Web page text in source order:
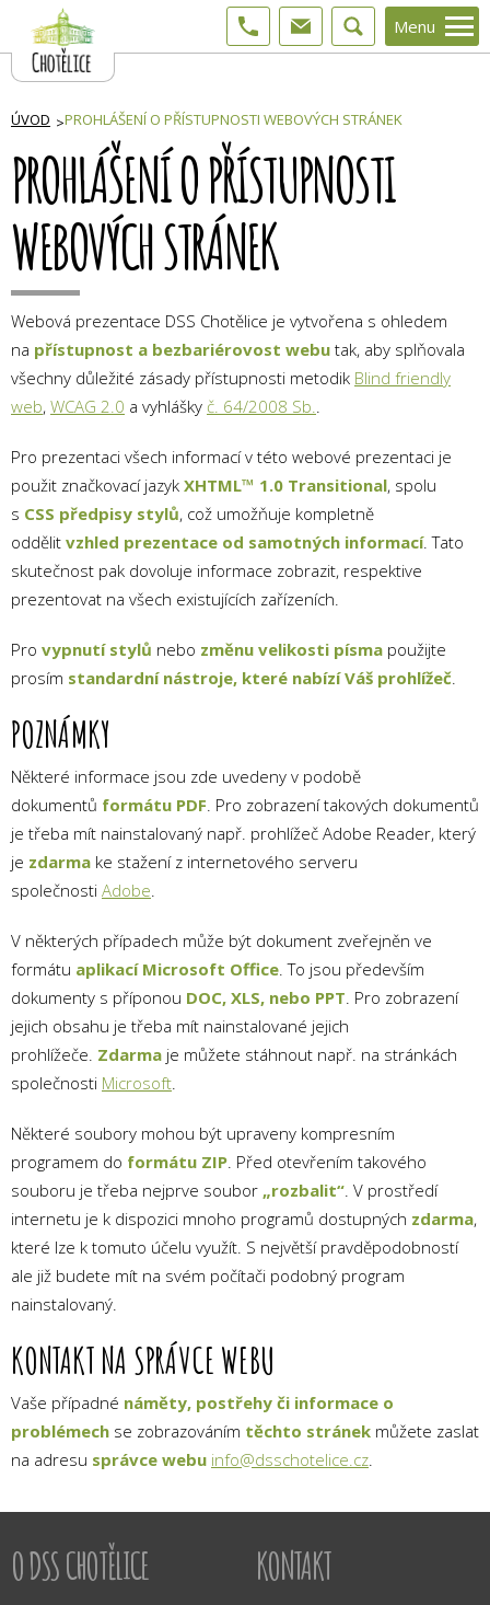
Menu
ÚVOD PROHLÁŠENÍ O PŘÍSTUPNOSTI WEBOVÝCH STRÁNEK
PROHLÁŠENÍ O PŘÍSTUPNOSTI
WEBOVÝCH STRÁNEK
Webová prezentace DSS Chotělice je vytvořena s ohledem
na přístupnost a bezbariérovost webu tak, aby splňovala
všechny důležité zásady přístupnosti metodik Blind friendly
web, WCAG 2.0 a vyhlášky č. 64/2008 Sb..
Pro prezentaci všech informací v této webové prezentaci je
použit značkovací jazyk XHTML™ 1.0 Transitional, spolu
s CSS předpisy stylů, což umožňuje kompletně
oddělit vzhled prezentace od samotných informací. Tato
skutečnost pak dovoluje informace zobrazit, respektive
prezentovat na všech existujících zařízeních.
Pro vypnutí stylů nebo změnu velikosti písma použijte
prosím standardní nástroje, které nabízí Váš prohlížeč.
POZNÁMKY
Některé informace jsou zde uvedeny v podobě
dokumentů formátu PDF. Pro zobrazení takových dokumentů
je třeba mít nainstalovaný např. prohlížeč Adobe Reader, který
je zdarma ke stažení z internetového serveru
společnosti Adobe.
V některých případech může být dokument zveřejněn ve
formátu aplikací Microsoft Office. To jsou především
dokumenty s příponou DOC, XLS, nebo PPT. Pro zobrazení
jejich obsahu je třeba mít nainstalované jejich
prohlížeče. Zdarma je můžete stáhnout např. na stránkách
společnosti Microsoft.
Některé soubory mohou být upraveny kompresním
programem do formátu ZIP. Před otevřením takového
souboru je třeba nejprve soubor „rozbalit“. V prostředí
internetu je k dispozici mnoho programů dostupných zdarma,
které lze k tomuto účelu využít. S největší pravděpodobností
ale již budete mít na svém počítači podobný program
nainstalovaný.
KONTAKT NA SPRÁVCE WEBU
Vaše případné náměty, postřehy či informace o
problémech se zobrazováním těchto stránek můžete zaslat
na adresu správce webu info@dsschotelice.cz.
O DSS CHOTĚLICE KONTAKT